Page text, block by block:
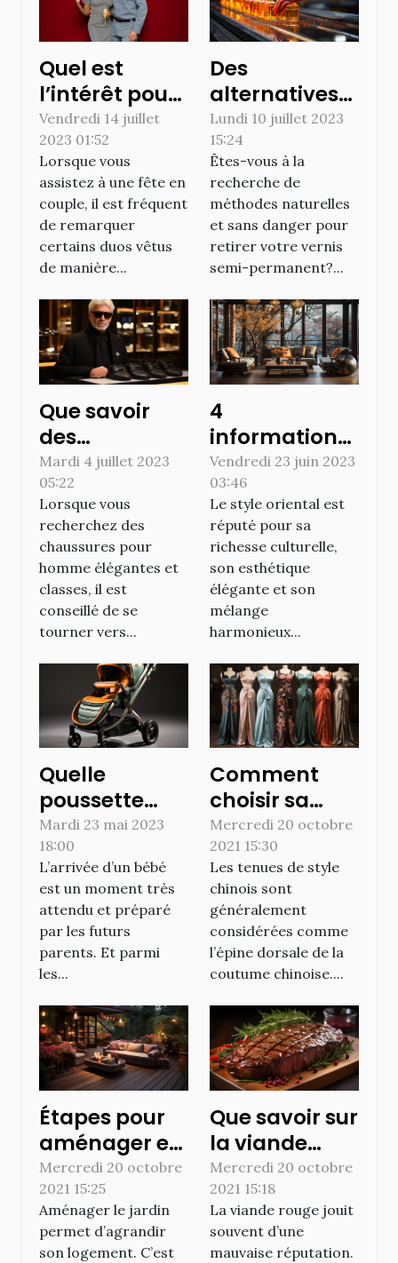
Quel est
l’intérêt pour
les couples de
s’habiller
pareillement
pour une fête
?
Vendredi 14 juillet
2023 01:52
Lorsque vous
assistez à une fête en
couple, il est fréquent
de remarquer
certains duos vêtus
de manière...
Des
alternatives
efficaces et
naturelles à
l'acétone
pour retirer le
vernis semi-
permanent
Lundi 10 juillet 2023
15:24
Êtes-vous à la
recherche de
méthodes naturelles
et sans danger pour
retirer votre vernis
semi-permanent?...
Que savoir
des
chaussures
pour homme
proposées
par Karl
Lagerfeld ?
Mardi 4 juillet 2023
05:22
Lorsque vous
recherchez des
chaussures pour
homme élégantes et
classes, il est
conseillé de se
tourner vers...
4
informations
à savoir sur le
style oriental
Vendredi 23 juin 2023
03:46
Le style oriental est
réputé pour sa
richesse culturelle,
son esthétique
élégante et son
mélange
harmonieux...
Quelle
poussette
acheter à la
naissance ?
Mardi 23 mai 2023
18:00
L’arrivée d’un bébé
est un moment très
attendu et préparé
par les futurs
parents. Et parmi
les...
Comment
choisir sa
robe
chinoise ?
Mercredi 20 octobre
2021 15:30
Les tenues de style
chinois sont
généralement
considérées comme
l’épine dorsale de la
coutume chinoise....
Étapes pour
aménager et
décorer son
jardin avec
une terrasse
Mercredi 20 octobre
2021 15:25
Aménager le jardin
permet d’agrandir
son logement. C’est
Que savoir sur
la viande
rouge ?
Mercredi 20 octobre
2021 15:18
La viande rouge jouit
souvent d’une
mauvaise réputation.